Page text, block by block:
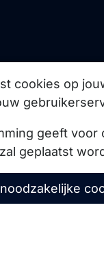
de hoogte van
cookies op
geeft
geplaatst